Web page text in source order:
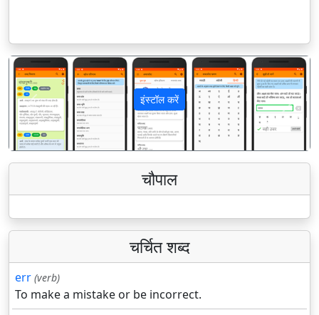
इंस्टॉल करें
पिछला अगला
चौपाल
चर्चित शब्द
err (verb)
To make a mistake or be incorrect.